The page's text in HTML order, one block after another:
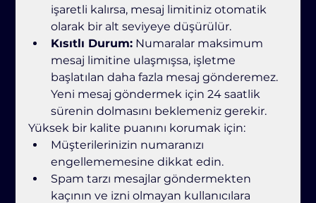
işaretli kalırsa, mesaj limitiniz otomatik
olarak bir alt seviyeye düşürülür.
Kısıtlı Durum: Numaralar maksimum
mesaj limitine ulaşmışsa, işletme
başlatılan daha fazla mesaj gönderemez.
Yeni mesaj göndermek için 24 saatlik
sürenin dolmasını beklemeniz gerekir.
Yüksek bir kalite puanını korumak için:
Müşterilerinizin numaranızı
engellememesine dikkat edin.
Spam tarzı mesajlar göndermekten
kaçının ve izni olmayan kullanıcılara